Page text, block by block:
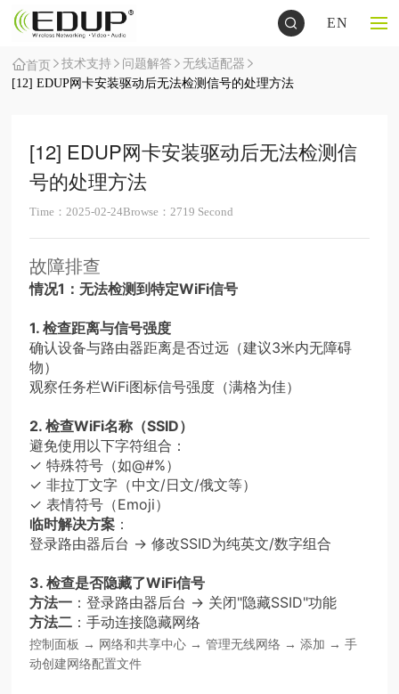
EN
首页 技术支持 问题解答
无线适配器
[12] EDUP网卡安装驱动后无法检测信号的处理方法
[12] EDUP网卡安装驱动后无法检测信
号的处理方法
Time：2025-02-24Browse：2719 Second
故障排查
情况1：无法检测到特定WiFi信号
1. 检查距离与信号强度
确认设备与路由器距离是否过远（建议3米内无障碍
物）
观察任务栏WiFi图标信号强度（满格为佳）
2. 检查WiFi名称（SSID）
避免使用以下字符组合：
✓ 特殊符号（如@#%）
✓ 非拉丁文字（中文/日文/俄文等）
✓ 表情符号（Emoji）
临时解决方案 ：
登录路由器后台 → 修改SSID为纯英文/数字组合
3. 检查是否隐藏了WiFi信号
方法一 ：登录路由器后台 → 关闭"隐藏SSID"功能
方法二 ：手动连接隐藏网络
控制面板 → 网络和共享中心 → 管理无线网络 → 添加 → 手
动创建网络配置文件